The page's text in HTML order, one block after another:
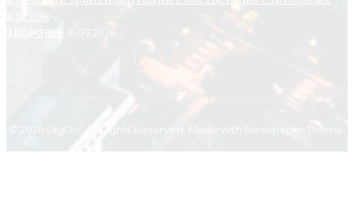
клеток
ЗДОРОВЬЕ
© 2026 tagDiv. All Rights Reserved. Made with Newspaper Theme.